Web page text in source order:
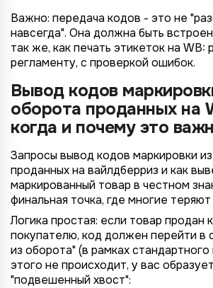
Важно: передача кодов - это не
навсегда". Она должна быть
так же, как печать этикеток на WB:
регламенту, с проверкой ошибок.
Вывод кодов
оборота проданных на
когда и почему это
Запросы вывод кодов маркировки
проданных на вайлдберриз и как
маркированный товар в честном
финальная точка, где многие теряют
Логика простая: если товар продан
покупателю, код должен перейти в
из оборота" (в рамках стандартного
этого не происходит, у вас
"подвешенный хвост":
Подключение к
TotalCRM
Подключение к
TotalCRM
Подключение к
TotalCRM
Подключение к
TotalCRM
Подключение к
TotalCRM
Подключение к
TotalCRM
Подключение к
TotalCRM